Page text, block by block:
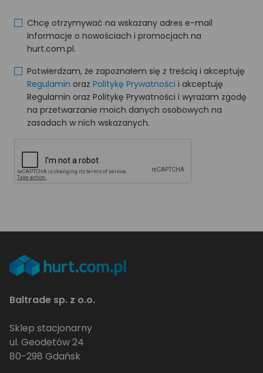
Chcę otrzymywać na wskazany adres e-mail
informacje o nowościach i promocjach na
hurt.com.pl.
Potwierdzam, że zapoznałem się z treścią i akceptuję
Regulamin oraz Politykę Prywatności i akceptuję
Regulamin oraz Politykę Prywatności i wyrażam zgodę
na przetwarzanie moich danych osobowych na
zasadach w nich wskazanych.
Baltrade sp. z o.o.
Sklep stacjonarny
ul. Geodetów 24
80-298 Gdańsk